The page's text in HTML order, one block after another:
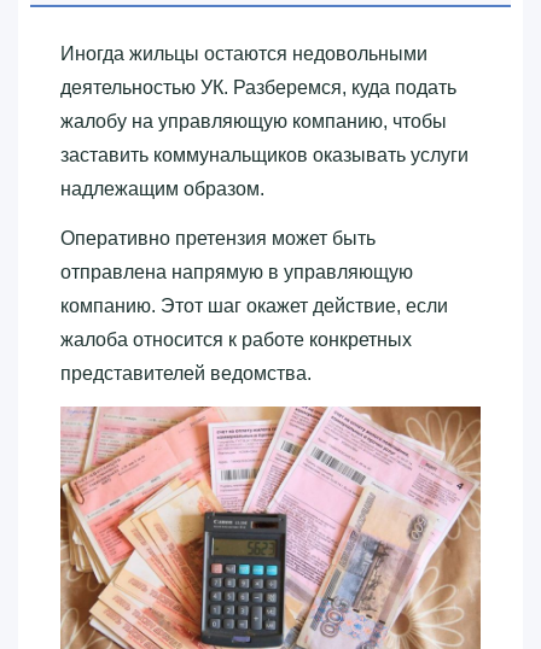
Иногда жильцы остаются недовольными
деятельностью УК. Разберемся, куда подать
жалобу на управляющую компанию, чтобы
заставить коммунальщиков оказывать услуги
надлежащим образом.
Оперативно претензия может быть
отправлена напрямую в управляющую
компанию. Этот шаг окажет действие, если
жалоба относится к работе конкретных
представителей ведомства.